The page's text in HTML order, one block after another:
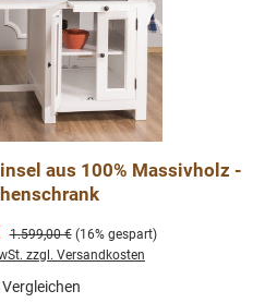
aus 100% Massivholz -
Regulärer Preis:
1.599,00 € (16% gespart)
zzgl. Versandkosten
Vergleichen